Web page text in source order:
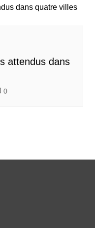
attendus dans
0